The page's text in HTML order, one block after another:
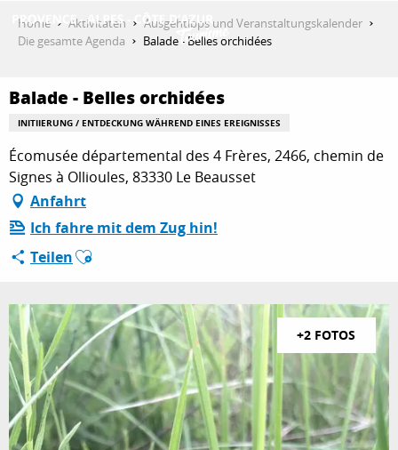
contenu
AKTIVITÄTEN
AUFENTHALT
Home Aktivitäten
Ausgehtipps und Veranstaltungskalender
Die gesamte Agenda
Balade - Belles orchidées
Balade - Belles orchidées
INITIIERUNG / ENTDECKUNG WÄHREND EINES EREIGNISSES
Écomusée départemental des 4 Frères, 2466, chemin de
Signes à Ollioules, 83330 Le Beausset
Anfahrt
Ich fahre mit dem Zug hin!
TeilenAjouter aux favoris
+2 FOTOS